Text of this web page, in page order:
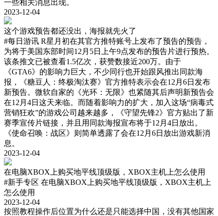
一些相关消息出现。
2023-12-04
这个游戏预告都还没出，海报就先火了
#每日游讯 R星月初在其官方推特账号上发布了预告的预告，
为将于美国东部时间12月5日上午9点发布的预告片进行预热。
该条推文已被查看1.5亿次，获赞数接近200万。由于
《GTA6》的影响力巨大，不少同行也开始跟风推出同款海
报，《糖豆人：终极淘汰赛》官方推特表示会在12月6日发布
新预告。微软自家的《光环：无限》也紧随其后声明新预告会
在12月4日这天来临。而随着影响力的扩大，加入这场“病毒式
营销狂欢”的游戏公司越来越多，《守望先锋2》官方贴出了新
赛季宣传片链接，并且用同款海报宣布将于12月4日放出。
《使命召唤：战区》则简单透露了会在12月6日放出游戏新消
息。
2023-12-04
在电脑XBOX上购买地平线顶级版，XBOX主机上怎么使用
#新手专区 在电脑XBOX上购买地平线顶级版，XBOX主机上
怎么使用
2023-12-04
按照教程操作后位置为什么还是只能选择中国，没有其他国家